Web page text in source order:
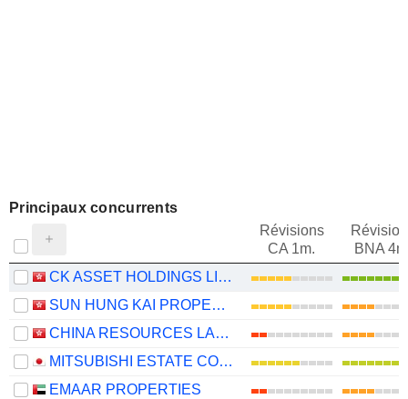
Principaux concurrents
Révisions
CA 1m.
BNA
CK ASSET HOLDINGS LIMITED
SUN HUNG KAI PROPERTIES LIMITED
CHINA RESOURCES LAND LIMITED
MITSUBISHI ESTATE CO., LTD.
EMAAR PROPERTIES